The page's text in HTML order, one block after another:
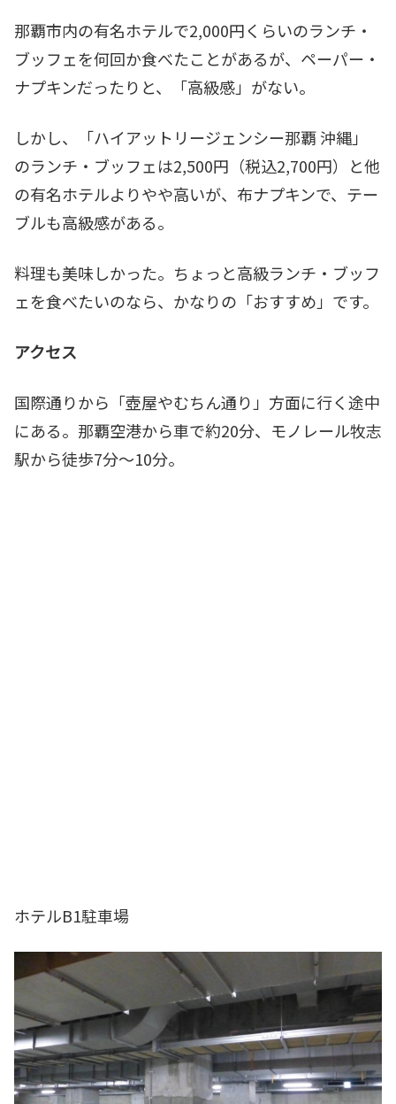
那覇市内の有名ホテルで2,000円くらいのランチ・
ブッフェを何回か食べたことがあるが、ペーパー・
ナプキンだったりと、「高級感」がない。
しかし、「ハイアットリージェンシー那覇 沖縄」
のランチ・ブッフェは2,500円（税込2,700円）と他
の有名ホテルよりやや高いが、布ナプキンで、テー
ブルも高級感がある。
料理も美味しかった。ちょっと高級ランチ・ブッフ
ェを食べたいのなら、かなりの「おすすめ」です。
アクセス
国際通りから「壺屋やむちん通り」方面に行く途中
にある。那覇空港から車で約20分、モノレール牧志
駅から徒歩7分～10分。
ホテルB1駐車場